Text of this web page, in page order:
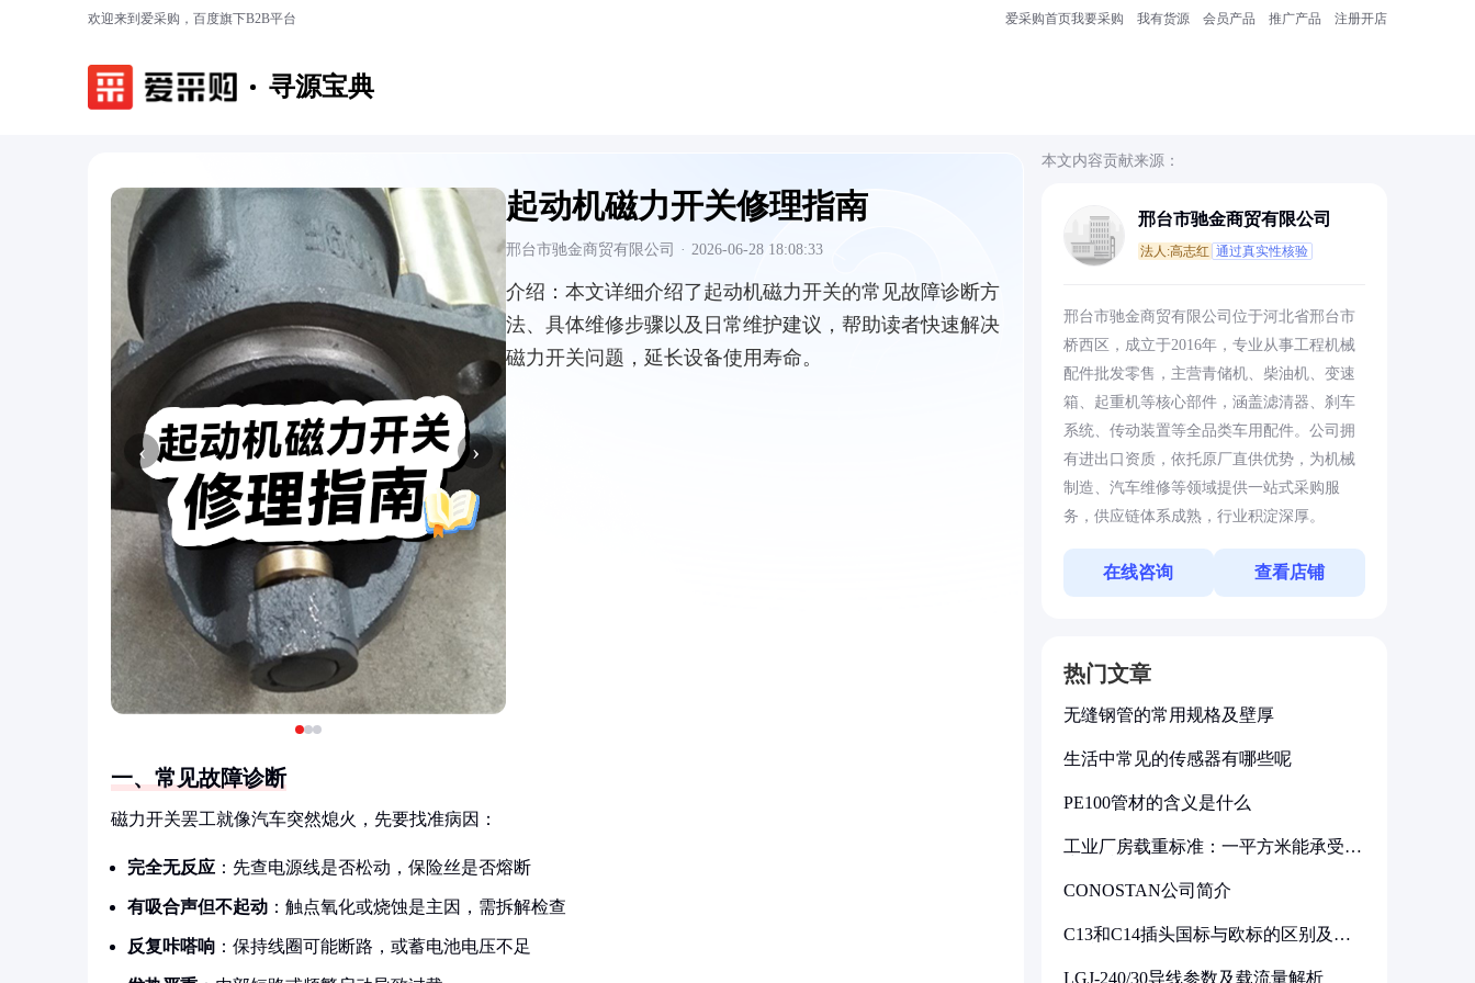
欢迎来到爱采购，百度旗下B2B平台 爱采购首页我要采购 我有货源 会员产品 推广产品 注册开店
寻源宝典
‹ ›
起动机磁力开关修理指南
邢台市驰金商贸有限公司 · 2026-06-28 18:08:33
介绍： 本文详细介绍了起动机磁力开关的常见故障诊断方
法、具体维修步骤以及日常维护建议，帮助读者快速解决
磁力开关问题，延长设备使用寿命。
一、常见故障诊断
磁力开关罢工就像汽车突然熄火，先要找准病因：
完全无反应 ：先查电源线是否松动，保险丝是否熔断
有吸合声但不起动 ：触点氧化或烧蚀是主因，需拆解检查
反复咔嗒响 ：保持线圈可能断路，或蓄电池电压不足
本文内容贡献来源：
邢台市驰金商贸有限公司
法人:高志红 通过真实性核验
邢台市驰金商贸有限公司位于河北省邢台市
桥西区，成立于2016年，专业从事工程机械
配件批发零售，主营青储机、柴油机、变速
箱、起重机等核心部件，涵盖滤清器、刹车
系统、传动装置等全品类车用配件。公司拥
有进出口资质，依托原厂直供优势，为机械
制造、汽车维修等领域提供一站式采购服
务，供应链体系成熟，行业积淀深厚。
在线咨询 查看店铺
热门文章
无缝钢管的常用规格及壁厚
生活中常见的传感器有哪些呢
PE100管材的含义是什么
工业厂房载重标准：一平方米能承受多
CONOSTAN公司简介
C13和C14插头国标与欧标的区别及其
LGJ-240/30导线参数及载流量解析